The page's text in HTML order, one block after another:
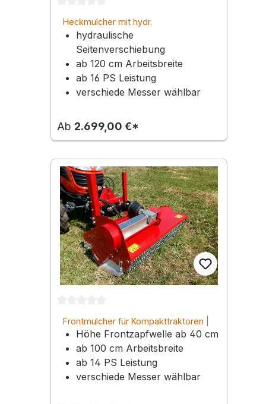
Heckmulcher mit hydr.
Seitenverschiebung | Arbeitsbreite
120-160 cm
hydraulische
Seitenverschiebung
ab 120 cm Arbeitsbreite
ab 16 PS Leistung
verschiede Messer wählbar
Ab 2.699,00 €*
Durchschnittliche Bewertung von 0 von 5
Frontmulcher für Kompakttraktoren |
100 – 160 cm Arbeitsbreite
Höhe Frontzapfwelle ab 40 cm
ab 100 cm Arbeitsbreite
ab 14 PS Leistung
verschiede Messer wählbar